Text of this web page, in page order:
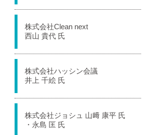
株式会社Clean next
西山 貴代 氏
株式会社ハッシン会議
井上 千絵 氏
株式会社ジョシュ 山﨑 康平 氏
・永島 匡 氏